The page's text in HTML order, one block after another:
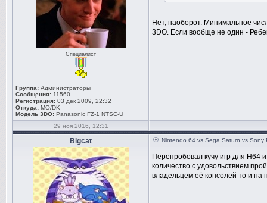
Специалист
Группа: Администраторы
Сообщения: 11560
Регистрация: 03 дек 2009, 22:32
Откуда: MO/DK
Модель 3DO: Panasonic FZ-1 NTSC-U
Нет, наоборот. Минимальное
3DO. Если вообще не один -
29 ноя 2016, 12:31
Bigcat Nintendo 64 vs Sega Saturn vs Sony
Перепробовал кучу игр для Н64
количество с удовольствием
владельцем её консолей то и на